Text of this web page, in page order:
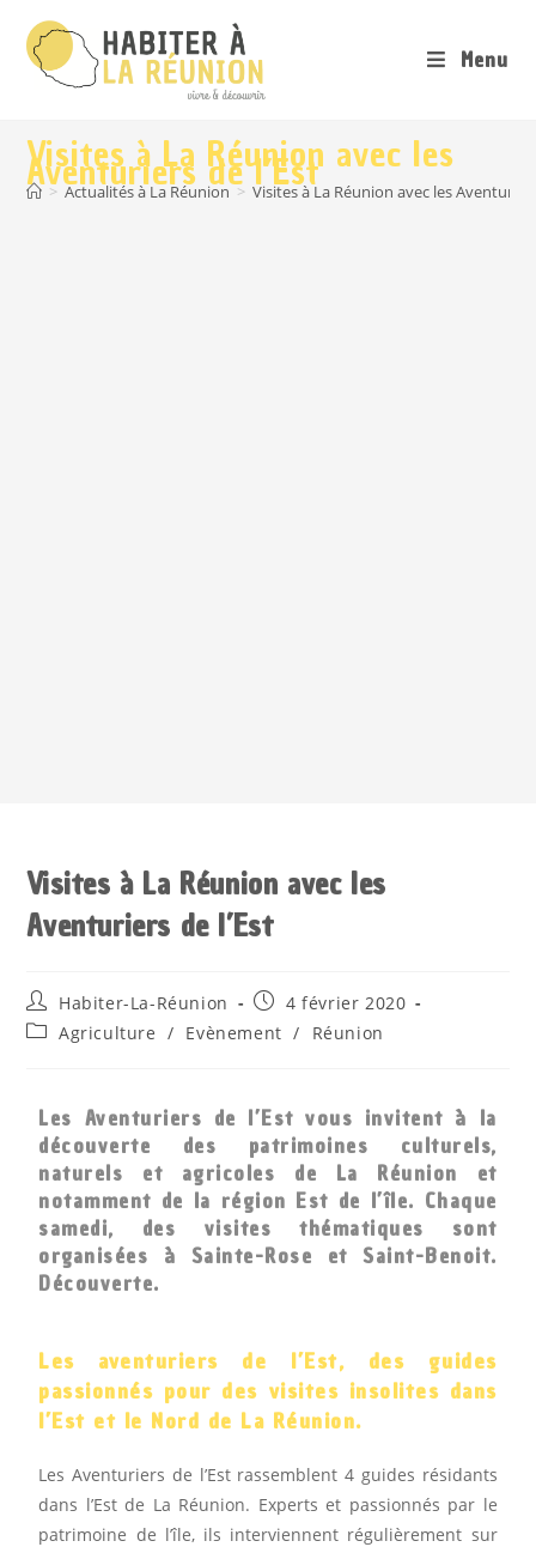
Menu
Visites à La Réunion avec les
Aventuriers de l’Est
> Actualités à La Réunion > Visites à La Réunion avec les
Visites à La Réunion avec les
Aventuriers de l’Est
Habiter-La-Réunion
4 février 2020
Agriculture / Evènement / Réunion
Les Aventuriers de l’Est vous invitent à la
découverte des patrimoines culturels,
naturels et agricoles de La Réunion et
notamment de la région Est de l’île. Chaque
samedi, des visites thématiques sont
organisées à Sainte-Rose et Saint-Benoit.
Découverte.
Les aventuriers de l’Est, des guides
passionnés pour des visites insolites dans
l’Est et le Nord de La Réunion.
Les Aventuriers de l’Est rassemblent 4 guides résidants
dans l’Est de La Réunion. Experts et passionnés par le
patrimoine de l’île, ils interviennent régulièrement sur